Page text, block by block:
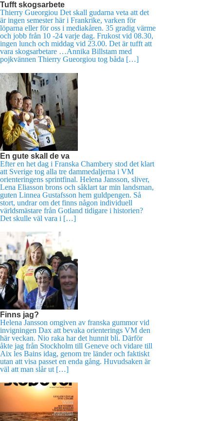
Tufft skogsarbete
Thierry Gueorgiou Det skall gudarna veta att det
är ingen semester här i Frankrike, varken för
löparna eller för oss i mediakåren. 35 gradig värme
och jobb från 10 -24 varje dag. Frukost vid 08.30,
ingen lunch och middag vid 23.00. Det är tufft att
vara skogsarbetare …Annika Billstam med
pojkvännen Thierry Gueorgiou tog båda […]
En gute skall de va
Efter en het dag i Franska Chambery stod det klart
att Sverige tog alla tre dammedaljerna i VM
orienteringens sprintfinal. Helena Jansson, sliver,
Lena Eliasson brons och såklart tar min landsman,
guten Linnea Gustafsson hem guldpengen. Så
stort, undrar om det finns någon individuell
världsmästare från Gotland tidigare i historien?
Det skulle väl vara i […]
Finns jag?
Helena Jansson omgiven av franska gummor vid
invigningen Dax att bevaka orienterings VM den
här veckan. Nio raka har det hunnit bli. Därför
åkte jag från Stockholm till Geneve och vidare till
Aix les Bains idag, genom tre länder och faktiskt
utan att visa passet en enda gång. Huvudsaken är
väl att man slår ut […]